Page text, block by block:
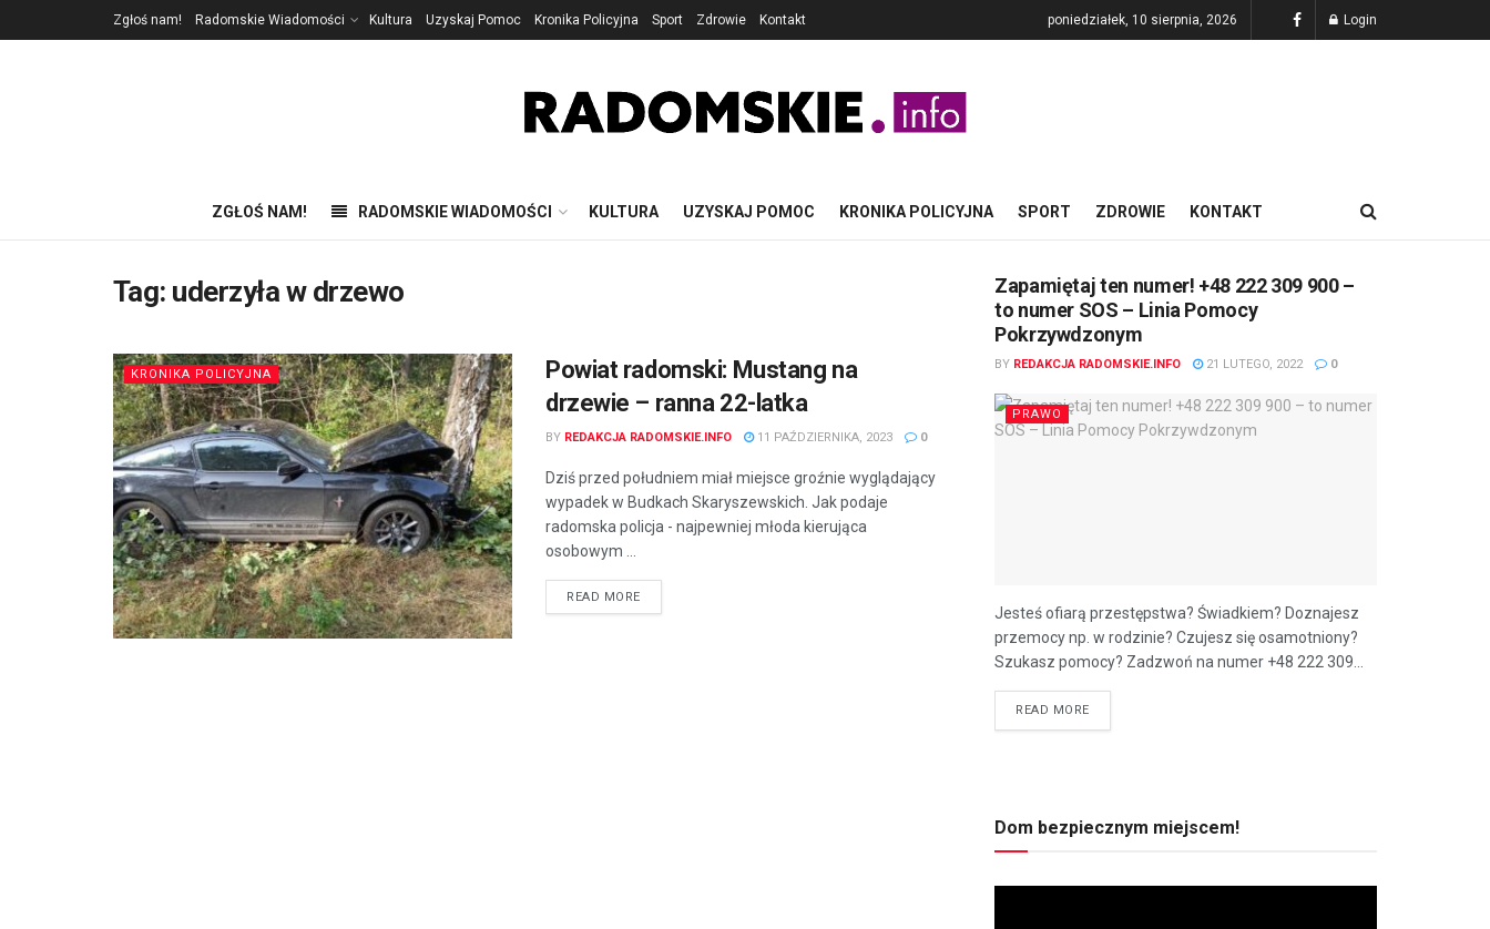
Zgłoś nam! Radomskie Wiadomości Kultura Uzyskaj Pomoc Kronika Policyjna Sport Zdrowie Kontakt poniedziałek, 10 sierpnia, 2026 Login
ZGŁOŚ NAM! RADOMSKIE WIADOMOŚCI KULTURA UZYSKAJ POMOC KRONIKA POLICYJNA SPORT ZDROWIE KONTAKT
Tag: uderzyła w drzewo
KRONIKA POLICYJNA
Powiat radomski: Mustang na
drzewie – ranna 22-latka
BY REDAKCJA RADOMSKIE.INFO 11 PAŹDZIERNIKA, 2023 0
Dziś przed południem miał miejsce groźnie wyglądający
wypadek w Budkach Skaryszewskich. Jak podaje
radomska policja - najpewniej młoda kierująca
osobowym ...
READ MORE
Zapamiętaj ten numer! +48 222 309 900 –
to numer SOS – Linia Pomocy
Pokrzywdzonym
BY REDAKCJA RADOMSKIE.INFO 21 LUTEGO, 2022 0
PRAWO
Jesteś ofiarą przestępstwa? Świadkiem? Doznajesz
przemocy np. w rodzinie? Czujesz się osamotniony?
Szukasz pomocy? Zadzwoń na numer +48 222 309...
READ MORE
Dom bezpiecznym miejscem!